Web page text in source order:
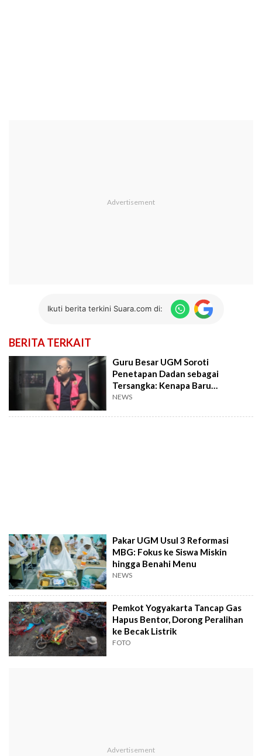
Ikuti berita terkini Suara.com di:
BERITA TERKAIT
Guru Besar UGM Soroti
Penetapan Dadan sebagai
Tersangka: Kenapa Baru
Sekarang?
NEWS
Pakar UGM Usul 3 Reformasi
MBG: Fokus ke Siswa Miskin
hingga Benahi Menu
NEWS
Pemkot Yogyakarta Tancap Gas
Hapus Bentor, Dorong Peralihan
ke Becak Listrik
FOTO